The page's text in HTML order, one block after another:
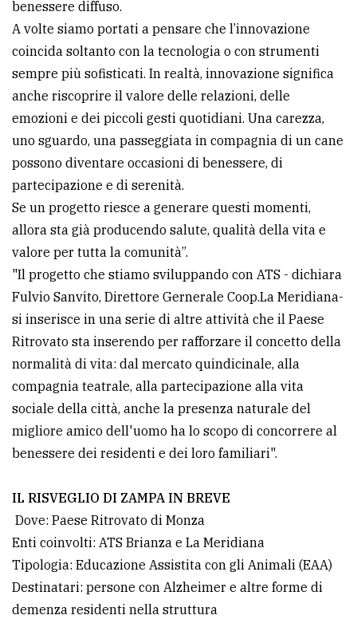
benessere diffuso.
A volte siamo portati a pensare che l’innovazione
coincida soltanto con la tecnologia o con strumenti
sempre più sofisticati. In realtà, innovazione significa
anche riscoprire il valore delle relazioni, delle
emozioni e dei piccoli gesti quotidiani. Una carezza,
uno sguardo, una passeggiata in compagnia di un cane
possono diventare occasioni di benessere, di
partecipazione e di serenità.
Se un progetto riesce a generare questi momenti,
allora sta già producendo salute, qualità della vita e
valore per tutta la comunità”.
"Il progetto che stiamo sviluppando con ATS - dichiara
Fulvio Sanvito, Direttore Gernerale Coop.La Meridiana-
si inserisce in una serie di altre attività che il Paese
Ritrovato sta inserendo per rafforzare il concetto della
normalità di vita: dal mercato quindicinale, alla
compagnia teatrale, alla partecipazione alla vita
sociale della città, anche la presenza naturale del
migliore amico dell'uomo ha lo scopo di concorrere al
benessere dei residenti e dei loro familiari".
IL RISVEGLIO DI ZAMPA IN BREVE
Dove: Paese Ritrovato di Monza
Enti coinvolti: ATS Brianza e La Meridiana
Tipologia: Educazione Assistita con gli Animali (EAA)
Destinatari: persone con Alzheimer e altre forme di
demenza residenti nella struttura